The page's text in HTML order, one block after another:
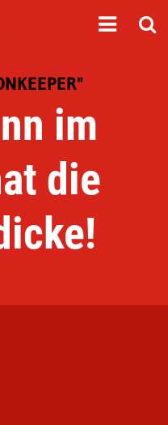
im
die